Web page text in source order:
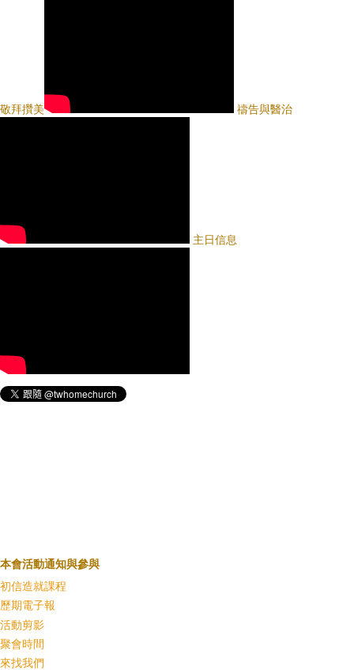
敬拜攢美 禱告與醫治
主日信息
本會活動通知與參與
初信造就課程
歷期電子報
活動剪影
聚會時間
來找我們